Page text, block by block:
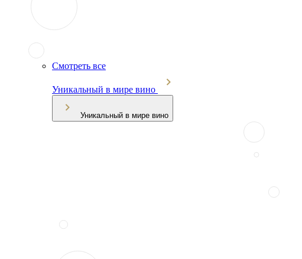
Смотреть все
Уникальный в мире вино
Уникальный в мире вино